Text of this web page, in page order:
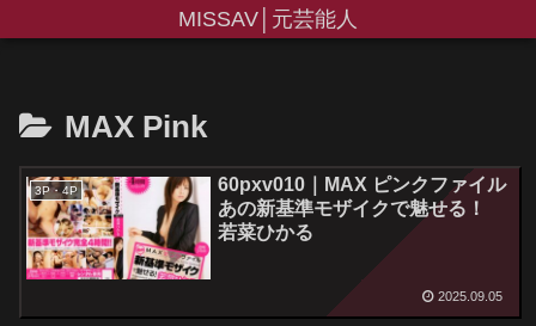
MISSAV│元芸能人
MAX Pink
3P・4P
60pxv010｜MAX ピンクファイル
あの新基準モザイクで魅せる！
若菜ひかる
2025.09.05